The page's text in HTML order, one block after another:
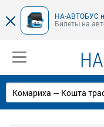
НА-АВТОБУС
Билеты на